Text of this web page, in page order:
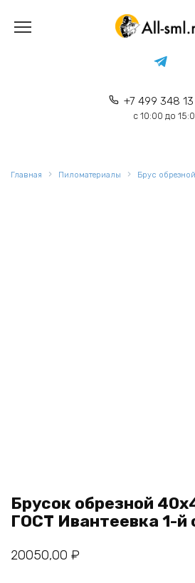
содержанию
+7 499 348
с 10:00 до
Главная Пиломатериалы Брус обрезной
Брусок обрезной
ГОСТ Ивантеевка 1-й
20050,00 ₽